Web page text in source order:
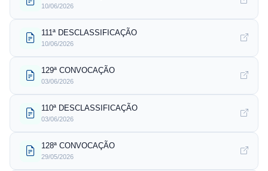
10/06/2026
111ª DESCLASSIFICAÇÃO
10/06/2026
129ª CONVOCAÇÃO
03/06/2026
110ª DESCLASSIFICAÇÃO
03/06/2026
128ª CONVOCAÇÃO
29/05/2026